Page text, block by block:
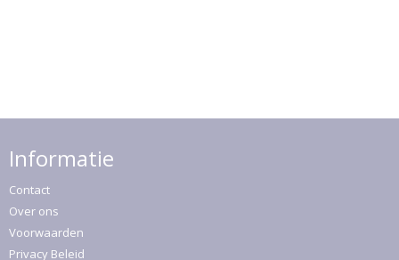
Informatie
Contact
Over ons
Voorwaarden
Privacy Beleid